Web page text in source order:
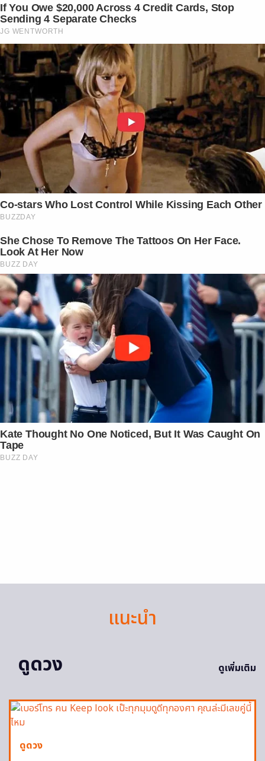
If You Owe $20,000 Across 4 Credit Cards, Stop
Sending 4 Separate Checks
JG WENTWORTH
Co-stars Who Lost Control While Kissing Each Other
BUZZDAY
She Chose To Remove The Tattoos On Her Face.
Look At Her Now
BUZZ DAY
Kate Thought No One Noticed, But It Was Caught On
Tape
BUZZ DAY
แนะนำ
ดูดวง
ดูเพิ่มเติม
ดูดวง